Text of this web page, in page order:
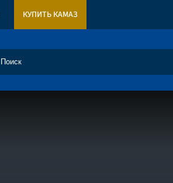
КУПИТЬ КАМАЗ